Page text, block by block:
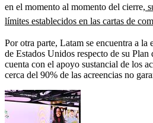
en el momento al momento del cierre,
límites establecidos en las cartas de
Por otra parte, Latam se encuentra a
de Estados Unidos respecto de su
cuenta con el apoyo sustancial de los
cerca del 90% de las acreencias no